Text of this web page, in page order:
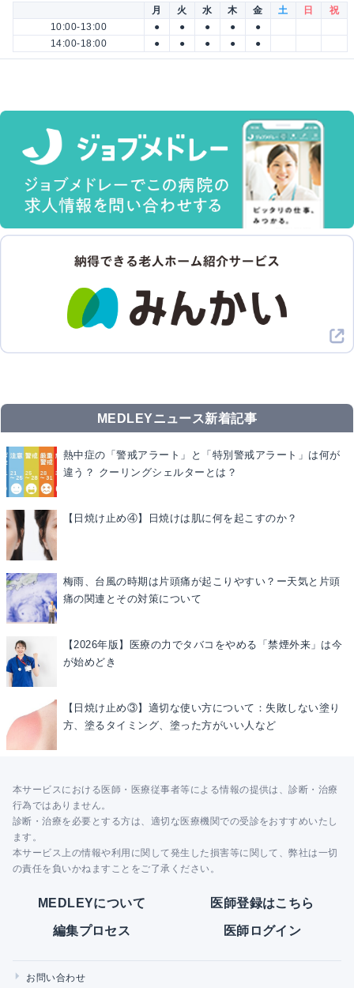
月 火 水 木 金 土 日
祝
10:00-13:00
● ● ● ●
●
14:00-18:00
● ● ● ● ●
MEDLEYニュース新着記事
熱中症の「警戒アラート」と「特別警戒アラート」は何が
違う？ クーリングシェルターとは？
【日焼け止め④】日焼けは肌に何を起こすのか？
梅雨、台風の時期は片頭痛が起こりやすい？ー天気と片頭
痛の関連とその対策について
【2026年版】医療の力でタバコをやめる「禁煙外来」は今
が始めどき
【日焼け止め③】適切な使い方について：失敗しない塗り
方、塗るタイミング、塗った方がいい人など
本サービスにおける医師・医療従事者等による情報の提供は、診断・治療
行為ではありません。
診断・治療を必要とする方は、適切な医療機関での受診をおすすめいたし
ます。
本サービス上の情報や利用に関して発生した損害等に関して、弊社は一切
の責任を負いかねますことをご了承ください。
MEDLEYについて 医師登録はこちら
編集プロセス 医師ログイン
お問い合わせ